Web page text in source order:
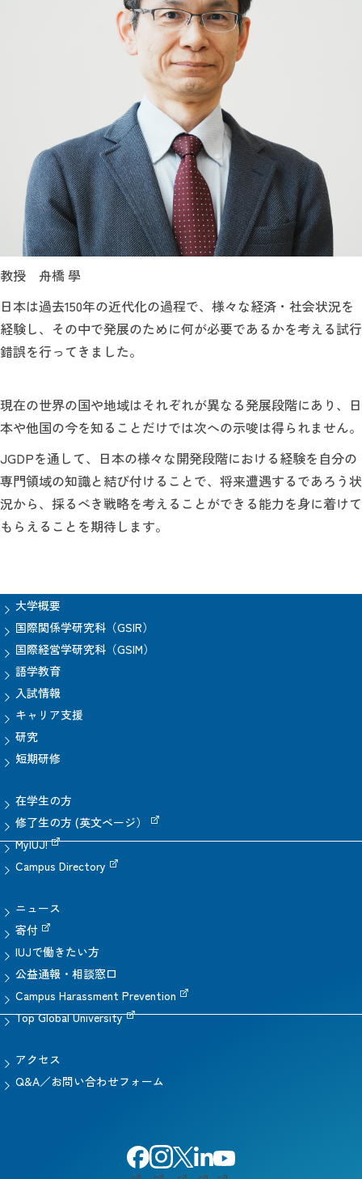
教授 舟橋 學
日本は過去150年の近代化の過程で、様々な経済・社会状況を
経験し、その中で発展のために何が必要であるかを考える試行
錯誤を行ってきました。
現在の世界の国や地域はそれぞれが異なる発展段階にあり、日
本や他国の今を知ることだけでは次への示唆は得られません。
JGDPを通して、日本の様々な開発段階における経験を自分の
専門領域の知識と結び付けることで、将来遭遇するであろう状
況から、採るべき戦略を考えることができる能力を身に着けて
もらえることを期待します。
大学概要
国際関係学研究科（GSIR）
国際経営学研究科（GSIM）
語学教育
入試情報
キャリア支援
研究
短期研修
在学生の方
修了生の方 (英文ページ）
MyIUJ!
Campus Directory
ニュース
寄付
IUJで働きたい方
公益通報・相談窓口
Campus Harassment Prevention
Top Global University
アクセス
Q&A／お問い合わせフォーム